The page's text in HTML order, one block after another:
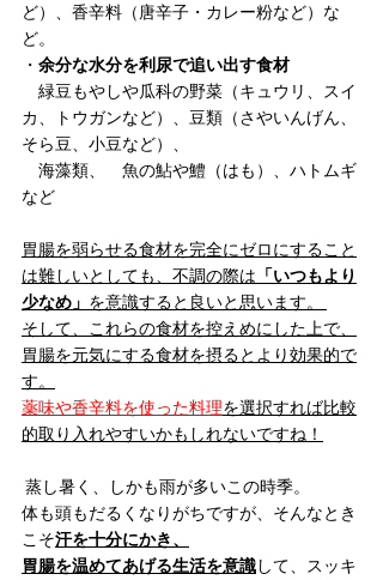
ど）、香辛料（唐辛子・カレー粉など）な
ど。
・ 余分な水分を利尿で追い出す食材
緑豆もやしや瓜科の野菜（キュウリ、スイ
カ、トウガンなど）、豆類（さやいんげん、
そら豆、小豆など）、
海藻類、　魚の鮎や鱧（はも）、ハトムギ
など
胃腸を弱らせる食材を完全にゼロにすること
は難しいとしても、不調の際は「いつもより
少なめ」を意識すると良いと思います。
そして、これらの食材を控えめにした上で、
胃腸を元気にする食材を摂るとより効果的で
す。
薬味や香辛料を使った料理を選択すれば比較
的取り入れやすいかもしれないですね！
蒸し暑く、しかも雨が多いこの時季。
体も頭もだるくなりがちですが、そんなとき
こそ汗を十分にかき、
胃腸を温めてあげる生活を意識して、スッキ